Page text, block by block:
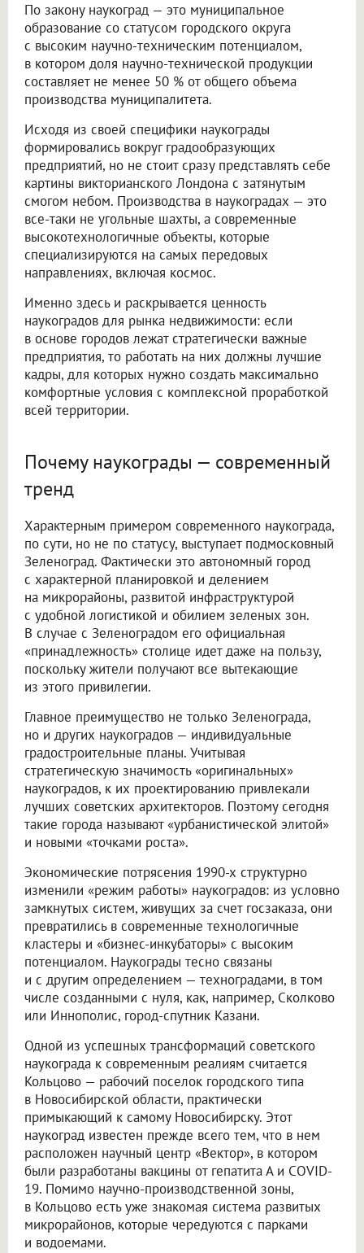
По закону наукоград — это муниципальное
образование со статусом городского округа
с высоким научно-техническим потенциалом,
в котором доля научно-технической продукции
составляет не менее 50 % от общего объема
производства муниципалитета.
Исходя из своей специфики наукограды
формировались вокруг градообразующих
предприятий, но не стоит сразу представлять себе
картины викторианского Лондона с затянутым
смогом небом. Производства в наукоградах — это
все-таки не угольные шахты, а современные
высокотехнологичные объекты, которые
специализируются на самых передовых
направлениях, включая космос.
Именно здесь и раскрывается ценность
наукоградов для рынка недвижимости: если
в основе городов лежат стратегически важные
предприятия, то работать на них должны лучшие
кадры, для которых нужно создать максимально
комфортные условия с комплексной проработкой
всей территории.
Почему наукограды — современный
тренд
Характерным примером современного наукограда,
по сути, но не по статусу, выступает подмосковный
Зеленоград. Фактически это автономный город
с характерной планировкой и делением
на микрорайоны, развитой инфраструктурой
с удобной логистикой и обилием зеленых зон.
В случае с Зеленоградом его официальная
«принадлежность» столице идет даже на пользу,
поскольку жители получают все вытекающие
из этого привилегии.
Главное преимущество не только Зеленограда,
но и других наукоградов — индивидуальные
градостроительные планы. Учитывая
стратегическую значимость «оригинальных»
наукоградов, к их проектированию привлекали
лучших советских архитекторов. Поэтому сегодня
такие города называют «урбанистической элитой»
и новыми «точками роста».
Экономические потрясения 1990-х структурно
изменили «режим работы» наукоградов: из условно
замкнутых систем, живущих за счет госзаказа, они
превратились в современные технологичные
кластеры и «бизнес-инкубаторы» с высоким
потенциалом. Наукограды тесно связаны
и с другим определением — техноградами, в том
числе созданными с нуля, как, например, Сколково
или Иннополис, город-спутник Казани.
Одной из успешных трансформаций советского
наукограда к современным реалиям считается
Кольцово — рабочий поселок городского типа
в Новосибирской области, практически
примыкающий к самому Новосибирску. Этот
наукоград известен прежде всего тем, что в нем
расположен научный центр «Вектор», в котором
были разработаны вакцины от гепатита А и COVID-
19. Помимо научно-производственной зоны,
в Кольцово есть уже знакомая система развитых
микрорайонов, которые чередуются с парками
и водоемами.